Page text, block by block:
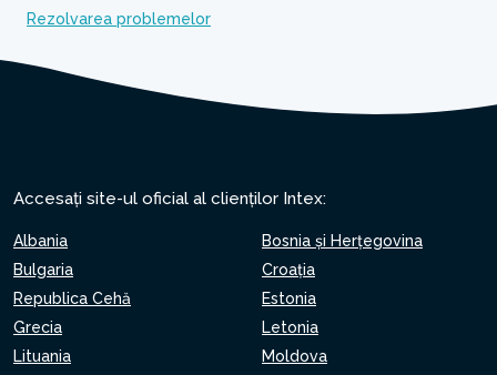
Rezolvarea problemelor
Accesați site-ul oficial al clienților Intex:
Albania
Bosnia și Herțegovina
Bulgaria
Croaţia
Republica Cehă
Estonia
Grecia
Letonia
Lituania
Moldova